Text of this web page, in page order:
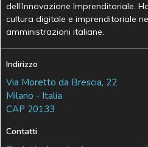
dell’Innovazione Imprenditoriale.
cultura digitale e imprenditoriale
amministrazioni italiane.
Indirizzo
Via Moretto da Brescia, 22
Milano - Italia
CAP 20133
Contatti